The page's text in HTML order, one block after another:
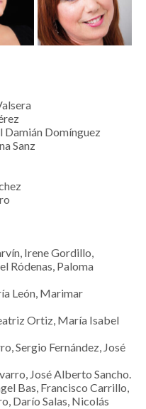
Damián Domínguez
Sanz
Irene Gordillo,
Ródenas, Paloma
León, Marimar
Ortiz, María Isabel
Sergio Fernández, José
José Alberto Sancho.
Bas, Francisco Carrillo,
Darío Salas, Nicolás